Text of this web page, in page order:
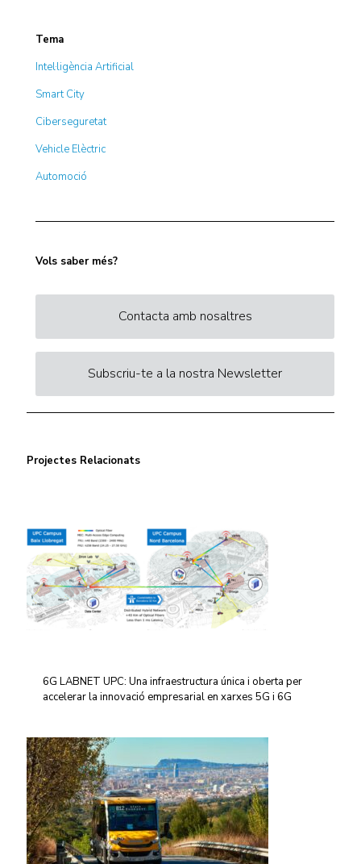
Tema
Intel·ligència Artificial
Smart City
Ciberseguretat
Vehicle Elèctric
Automoció
Vols saber més?
Contacta amb nosaltres
Subscriu-te a la nostra Newsletter
Projectes Relacionats
6G LABNET UPC: Una infraestructura única i oberta per
accelerar la innovació empresarial en xarxes 5G i 6G